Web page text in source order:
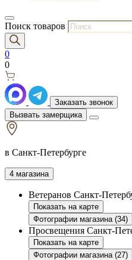
Поиск товаров
0
0
Заказать звонок
Вызвать замерщика
в Санкт-Петербурге
4 магазина
Ветеранов Санкт-
Показать на карте
Фотографии магазина (34)
Просвещения Санкт-
Показать на карте
Фотографии магазина (27)